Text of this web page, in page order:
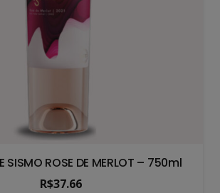
SISMO ROSE DE MERLOT – 750ml
R$37.66